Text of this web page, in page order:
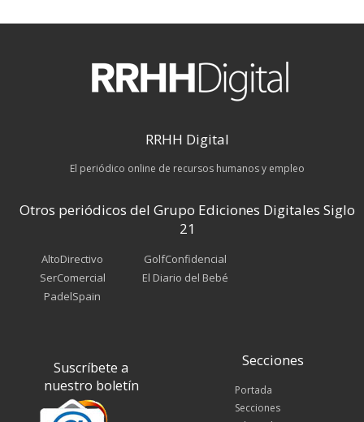
RRHH Digital
El periódico online de recursos humanos y empleo
Otros periódicos del Grupo Ediciones Digitales Siglo
21
AltoDirectivo
SerComercial
PadelSpain
GolfConfidencial
El Diario del Bebé
Suscríbete a
nuestro boletín
Secciones
Portada
Secciones